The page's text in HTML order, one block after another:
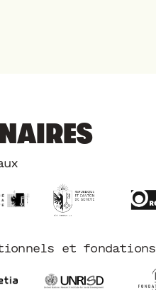
et fondations